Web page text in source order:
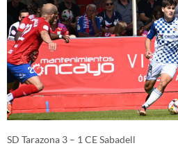
SD Tarazona 3 – 1 CE Sabadell